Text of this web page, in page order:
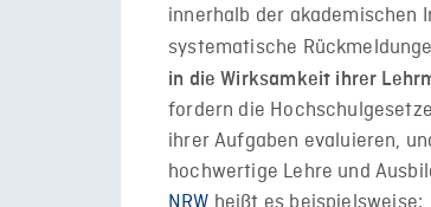
innerhalb der akademischen
systematische
in die Wirksamkeit ihrer
fordern die
ihrer Aufgaben evaluieren,
hochwertige Lehre und